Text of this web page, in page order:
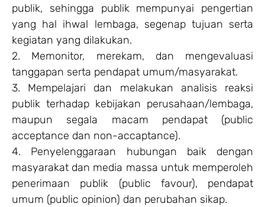
publik, sehingga publik mempunyai pengertian
yang hal ihwal lembaga, segenap tujuan serta
kegiatan yang dilakukan.
2. Memonitor, merekam, dan mengevaluasi
tanggapan serta pendapat umum/masyarakat.
3. Mempelajari dan melakukan analisis reaksi
publik terhadap kebijakan perusahaan/lembaga,
maupun segala macam pendapat (public
acceptance dan non-accaptance).
4. Penyelenggaraan hubungan baik dengan
masyarakat dan media massa untuk memperoleh
penerimaan publik (public favour), pendapat
umum (public opinion) dan perubahan sikap.